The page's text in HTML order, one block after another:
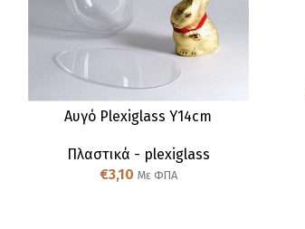
Αυγό Plexiglass Υ14cm
Πλαστικά - plexiglass
€3,10 Με ΦΠΑ